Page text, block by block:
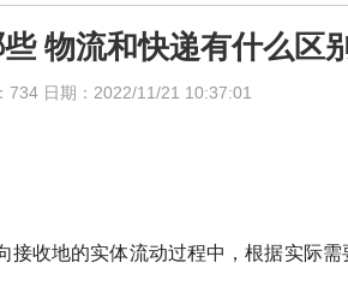
物流和快递有什么区
734 日期：2022/11/21 10:37:01
接收地的实体流动过程中，根据实际